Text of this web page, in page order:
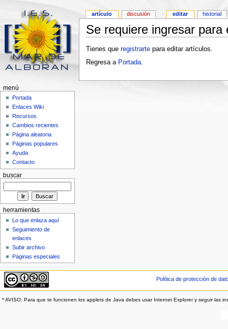
Se requiere ingresar para
Tienes que registrartepara editar artículos.
Regresa a Portada.
artículo discusión editar historial
menú
Portada
Enlaces Wiki
Recursos
Cambios recientes
Página aleatoria
Páginas populares
Ayuda
Contacto
buscar
herramientas
Lo que enlaza aquí
Seguimiento de
enlaces
Subir archivo
Páginas especiales
Política de protección de
* AVISO: Para que te funcionen los applets de Java debes usar Internet Explorer y seguir las